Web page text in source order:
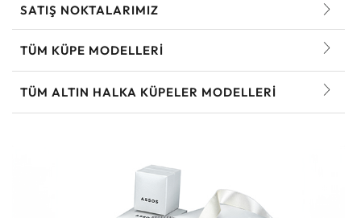
SATIŞ NOKTALARIMIZ
TÜM KÜPE MODELLERI
TÜM ALTIN HALKA KÜPELER MODELLERI